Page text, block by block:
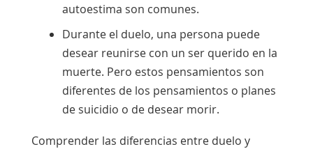
autoestima son comunes.
Durante el duelo, una persona puede
desear reunirse con un ser querido en la
muerte. Pero estos pensamientos son
diferentes de los pensamientos o planes
de suicidio o de desear morir.
Comprender las diferencias entre duelo y